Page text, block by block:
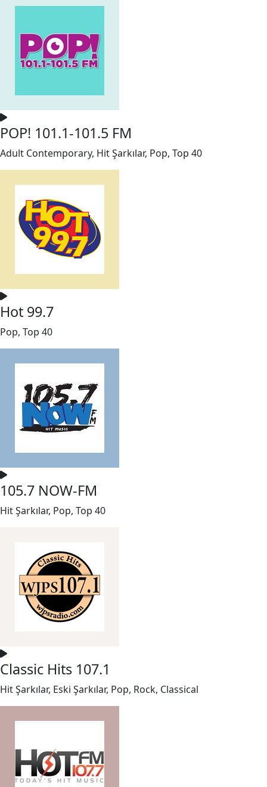
POP! 101.1-101.5 FM
Adult Contemporary, Hit Şarkılar, Pop, Top 40
Hot 99.7
Pop, Top 40
105.7 NOW-FM
Hit Şarkılar, Pop, Top 40
Classic Hits 107.1
Hit Şarkılar, Eski Şarkılar, Pop, Rock, Classical